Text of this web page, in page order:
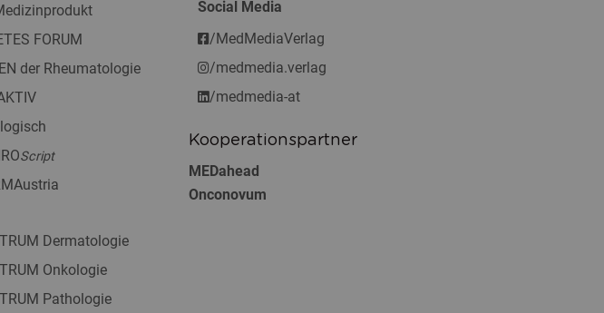
FORUM
der Rheumatologie
Script
Dermatologie
Onkologie
Pathologie
Social Media
/MedMediaVerlag
/medmedia.verlag
/medmedia-at
Kooperationspartner
MEDahead
Onconovum